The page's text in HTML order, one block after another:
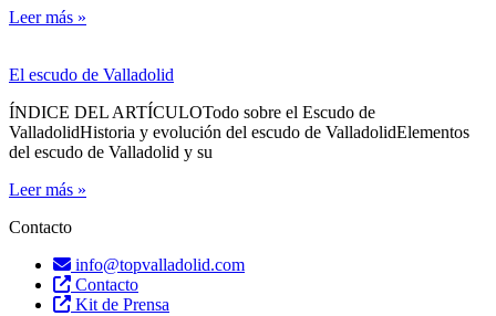
Leer más »
El escudo de Valladolid
ÍNDICE DEL ARTÍCULOTodo sobre el Escudo de
ValladolidHistoria y evolución del escudo de ValladolidElementos
del escudo de Valladolid y su
Leer más »
Contacto
info@topvalladolid.com
Contacto
Kit de Prensa